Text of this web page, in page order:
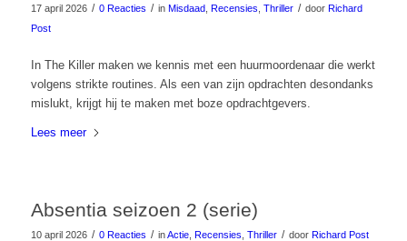
17 april 2026 / 0 Reacties / in Misdaad, Recensies Thriller / door Richard
Post
In The Killer maken we kennis met een huurmoordenaar die werkt
volgens strikte routines. Als een van zijn opdrachten desondanks
mislukt, krijgt hij te maken met boze opdrachtgevers.
Lees meer
Absentia seizoen 2 (serie)
10 april 2026 / 0 Reacties / inActie, Recensies Thriller / door Richard Post